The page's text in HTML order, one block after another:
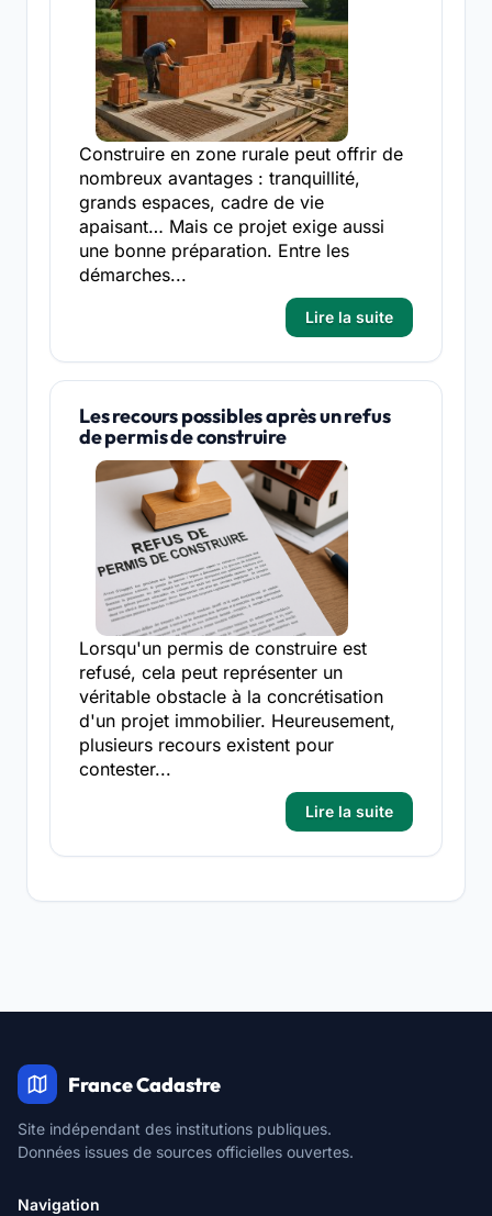
Construire en zone rurale peut offrir de
nombreux avantages : tranquillité,
grands espaces, cadre de vie
apaisant… Mais ce projet exige aussi
une bonne préparation. Entre les
démarches...
Lire la suite
Les recours possibles après un refus
de permis de construire
Lorsqu'un permis de construire est
refusé, cela peut représenter un
véritable obstacle à la concrétisation
d'un projet immobilier. Heureusement,
plusieurs recours existent pour
contester...
Lire la suite
France Cadastre
Site indépendant des institutions publiques.
Données issues de sources officielles ouvertes.
Navigation